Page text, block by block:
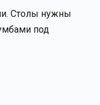
Столы нужны
под